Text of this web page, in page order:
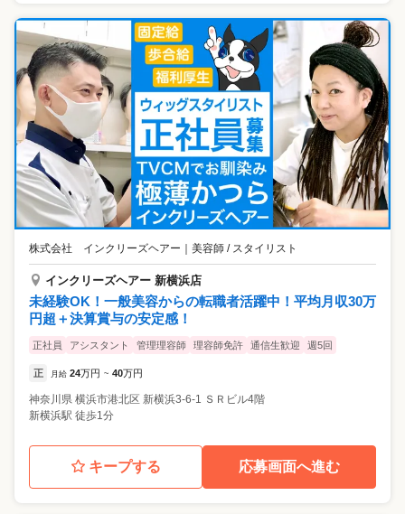
株式会社 インクリーズヘアー 美容師 / スタイリスト
インクリーズヘアー 新横浜店
未経験OK！一般美容からの転職者活躍中！平均月収30万
円超＋決算賞与の安定感！
正社員 アシスタント 管理理容師 理容師免許 通信生歓迎 週5回
正 月給 24万円 ~ 40万円
神奈川県 横浜市港北区 新横浜3-6-1 ＳＲビル4階
新横浜駅 徒歩1分
キープする 応募画面へ進む